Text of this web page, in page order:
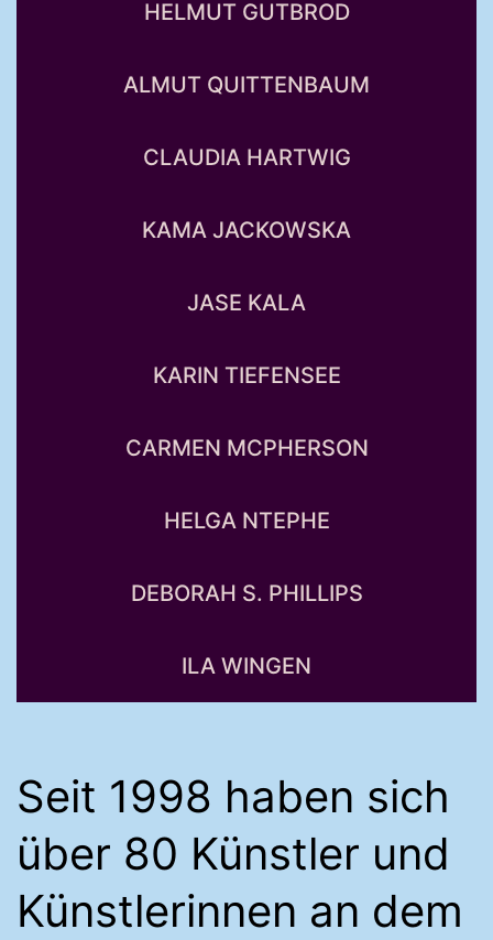
HELMUT GUTBROD
ALMUT QUITTENBAUM
CLAUDIA HARTWIG
KAMA JACKOWSKA
JASE KALA
KARIN TIEFENSEE
CARMEN MCPHERSON
HELGA NTEPHE
DEBORAH S. PHILLIPS
ILA WINGEN
Seit 1998 haben sich
über 80 Künstler und
Künstlerinnen an dem